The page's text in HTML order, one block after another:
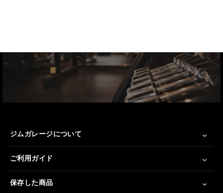
ジムガレージについて
ご利用ガイド
保存した商品